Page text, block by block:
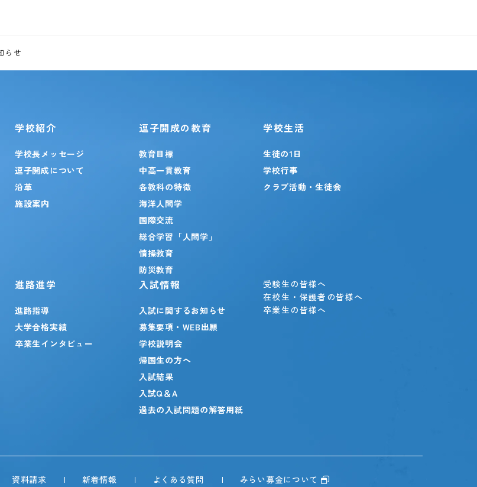
らせ
受験生の皆様へ
在校生・保護者の皆様へ
卒業生の皆様へ
学校紹介
学校長メッセージ
逗子開成について
沿革
施設案内
逗子開成の教育
教育目標
中高一貫教育
各教科の特徴
海洋人間学
国際交流
総合学習「人間学」
情操教育
防災教育
学校生活
生徒の1日
学校行事
クラブ活動・生徒会
進路進学
進路指導
大学合格実績
卒業生インタビュー
入試情報
入試に関するお知らせ
募集要項・WEB出願
学校説明会
帰国生の方へ
入試結果
入試Q＆A
過去の入試問題の解答用紙
資料請求 新着情報 よくある質問 みらい募金について